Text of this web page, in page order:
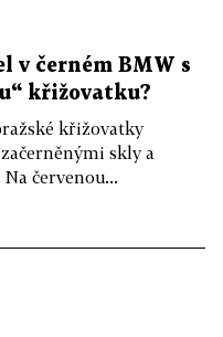
v černém BMW s
křižovatku?
křižovatky
skly a
červenou...